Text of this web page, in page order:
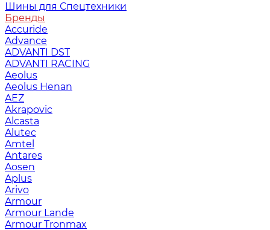
Шины для Спецтехники
Бренды
Accuride
Advance
ADVANTI DST
ADVANTI RACING
Aeolus
Aeolus Henan
AEZ
Akrapovic
Alcasta
Alutec
Amtel
Antares
Aosen
Aplus
Arivo
Armour
Armour Lande
Armour Tronmax